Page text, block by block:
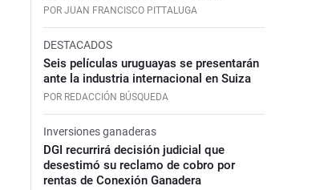
POR JUAN FRANCISCO PITTALUGA
DESTACADOS
Seis películas uruguayas se presentarán
ante la industria internacional en Suiza
POR REDACCIÓN BÚSQUEDA
Inversiones ganaderas
DGI recurrirá decisión judicial que
desestimó su reclamo de cobro por
rentas de Conexión Ganadera